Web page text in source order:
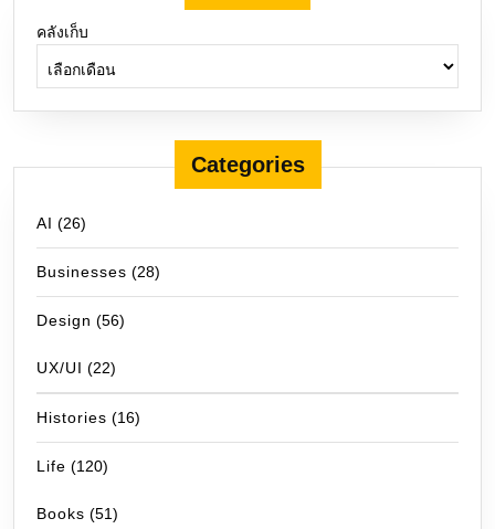
คลังเก็บ
Categories
AI (26)
Businesses (28)
Design (56)
UX/UI (22)
Histories (16)
Life (120)
Books (51)